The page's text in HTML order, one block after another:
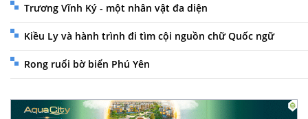
Trương Vĩnh Ký - một nhân vật đa diện
Kiều Ly và hành trình đi tìm cội nguồn chữ Quốc ngữ
Rong ruổi bờ biển Phú Yên